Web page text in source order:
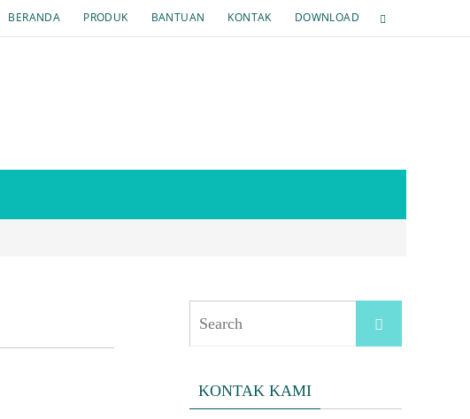
BERANDA PRODUK BANTUAN KONTAK DOWNLOAD
for:
Search
KONTAK KAMI